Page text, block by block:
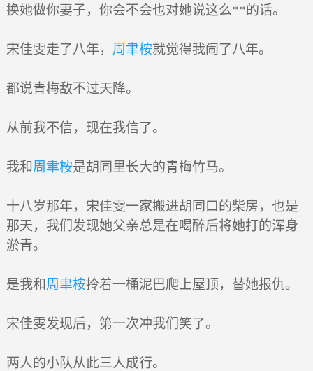
换她做你妻子，你会不会也对她说这么**的话。
宋佳雯走了八年， 周聿桉就觉得我闹了八年。
都说青梅敌不过天降。
从前我不信，现在我信了。
我和周聿桉是胡同里长大的青梅竹马。
十八岁那年，宋佳雯一家搬进胡同口的柴房，也是
那天，我们发现她父亲总是在喝醉后将她打的浑身
淤青。
是我和周聿桉拎着一桶泥巴爬上屋顶，替她报仇。
宋佳雯发现后，第一次冲我们笑了。
两人的小队从此三人成行。